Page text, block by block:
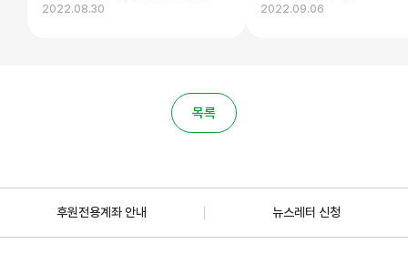
다!
2022.08.30 2022.09.06
목록
후원전용계좌 안내 뉴스레터 신청